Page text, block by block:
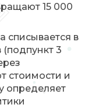
15 000
в
3
стоимости и
определяет